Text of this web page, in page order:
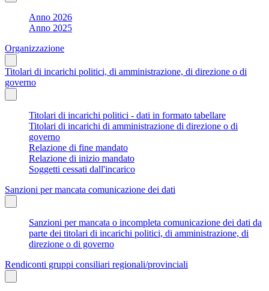
Anno 2026
Anno 2025
Organizzazione
Titolari di incarichi politici, di amministrazione, di direzione o di
governo
Titolari di incarichi politici - dati in formato tabellare
Titolari di incarichi di amministrazione di direzione o di
governo
Relazione di fine mandato
Relazione di inizio mandato
Soggetti cessati dall'incarico
Sanzioni per mancata comunicazione dei dati
Sanzioni per mancata o incompleta comunicazione dei dati da
parte dei titolari di incarichi politici, di amministrazione, di
direzione o di governo
Rendiconti gruppi consiliari regionali/provinciali